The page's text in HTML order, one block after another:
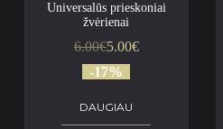
Universalūs prieskoniai
žvėrienai
6.00€5.00€
-17%
DAUGIAU